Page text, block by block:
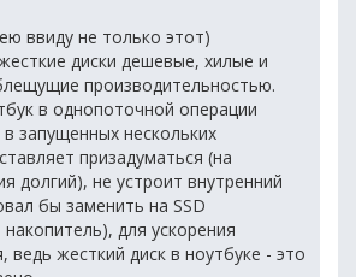
ввиду не только этот)
диски дешевые, хилые и
производительностью.
в однопоточной операции
запущенных нескольких
призадуматься (на
долгий), не устроит внутренний
бы заменить на SSD
для ускорения
ведь жесткий диск в ноутбуке - это